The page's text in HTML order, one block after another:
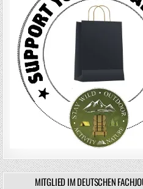
MITGLIED IM DEUTSCHEN